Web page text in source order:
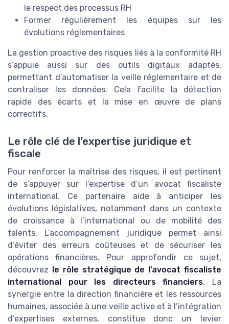
le respect des processus RH
Former régulièrement les équipes sur les
évolutions réglementaires
La gestion proactive des risques liés à la conformité RH
s’appuie aussi sur des outils digitaux adaptés,
permettant d’automatiser la veille réglementaire et de
centraliser les données. Cela facilite la détection
rapide des écarts et la mise en œuvre de plans
correctifs.
Le rôle clé de l’expertise juridique et
fiscale
Pour renforcer la maîtrise des risques, il est pertinent
de s’appuyer sur l’expertise d’un avocat fiscaliste
international. Ce partenaire aide à anticiper les
évolutions législatives, notamment dans un contexte
de croissance à l’international ou de mobilité des
talents. L’accompagnement juridique permet ainsi
d’éviter des erreurs coûteuses et de sécuriser les
opérations financières. Pour approfondir ce sujet,
découvrez le rôle stratégique de l’avocat fiscaliste
international pour les directeurs financiers. La
synergie entre la direction financière et les ressources
humaines, associée à une veille active et à l’intégration
d’expertises externes, constitue donc un levier